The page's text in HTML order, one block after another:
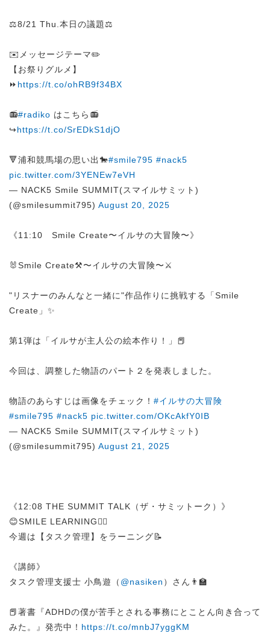
⚖️8/21 Thu.本日の議題⚖️
✉️メッセージテーマ✏️
【お祭りグルメ】
⏩ https://t.co/ohRB9f34BX
📻#radiko はこちら📻
↪︎https://t.co/SrEDkS1djO
🔻浦和競馬場の思い出🐎#smile795 #nack5
pic.twitter.com/3YENEw7eVH
— NACK5 Smile SUMMIT(スマイルサミット)
(@smilesummit795) August 20, 2025
《11:10 Smile Create〜イルサの大冒険〜》
🐰Smile Create⚒️〜イルサの大冒険〜⚔️
"リスナーのみんなと一緒に"作品作りに挑戦する「Smile
Create」✨
第1弾は「イルサが主人公の絵本作り！」📕
今回は、調整した物語のパート２を発表しました。
物語のあらすじは画像をチェック！ #イルサの大冒険
#smile795 #nack5 pic.twitter.com/OKcAkfY0IB
— NACK5 Smile SUMMIT(スマイルサミット)
(@smilesummit795) August 21, 2025
《12:08 THE SUMMIT TALK（ザ・サミットーク）》
😊SMILE LEARNING✍🏻
今週は【タスク管理】をラーニング📝
《講師》
タスク管理支援士 小鳥遊（ @nasiken ）さん👨‍🏫
📕著書『ADHDの僕が苦手とされる事務にとことん向き合って
みた。』発売中！ https://t.co/mnbJ7yggKM